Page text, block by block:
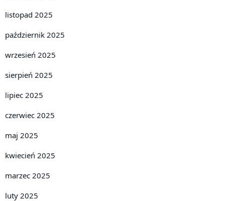
listopad 2025
październik 2025
wrzesień 2025
sierpień 2025
lipiec 2025
czerwiec 2025
maj 2025
kwiecień 2025
marzec 2025
luty 2025